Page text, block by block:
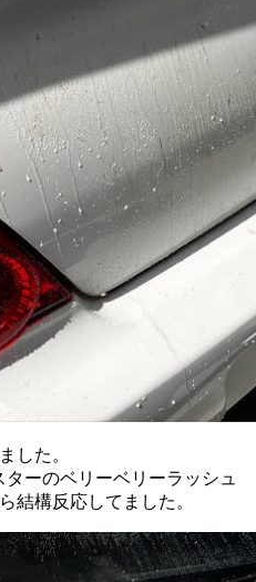
した。
ーのベリーベリーラッシュ
結構反応してました。